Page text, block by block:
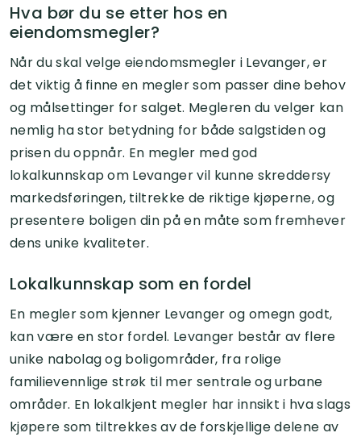
Hva bør du se etter hos en
eiendomsmegler?
Når du skal velge eiendomsmegler i Levanger, er
det viktig å finne en megler som passer dine behov
og målsettinger for salget. Megleren du velger kan
nemlig ha stor betydning for både salgstiden og
prisen du oppnår. En megler med god
lokalkunnskap om Levanger vil kunne skreddersy
markedsføringen, tiltrekke de riktige kjøperne, og
presentere boligen din på en måte som fremhever
dens unike kvaliteter.
Lokalkunnskap som en fordel
En megler som kjenner Levanger og omegn godt,
kan være en stor fordel. Levanger består av flere
unike nabolag og boligområder, fra rolige
familievennlige strøk til mer sentrale og urbane
områder. En lokalkjent megler har innsikt i hva slags
kjøpere som tiltrekkes av de forskjellige delene av